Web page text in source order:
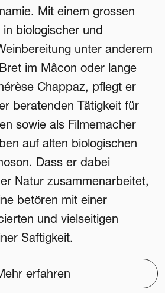
Mit einem grossen
biologischer und
unter anderem
im Mâcon oder lange
Chappaz, pflegt er
beratenden Tätigkeit für
sowie als Filmemacher
auf alten biologischen
Dass er dabei
Natur zusammenarbeitet,
betören mit einer
und vielseitigen
Saftigkeit.
erfahren